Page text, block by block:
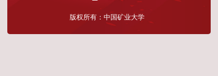
版权所有：中国矿业大学